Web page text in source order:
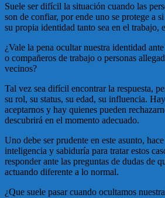
Suele ser difícil la situación cuando las
son de confiar, por ende uno se protege a
su propia identidad tanto sea en el trabajo,
¿Vale la pena ocultar nuestra identidad
o compañeros de trabajo o personas
vecinos?
Tal vez sea difícil encontrar la respuesta,
su rol, su status, su edad, su influencia.
aceptarnos y hay quienes pueden
descubrirá en el momento adecuado.
Uno debe ser prudente en este asunto,
inteligencia y sabiduría para tratar estos
responder ante las preguntas de dudas de
actuando diferente a lo normal.
¿Que suele pasar cuando ocultamos